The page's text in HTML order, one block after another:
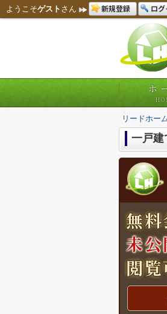
ようこそゲスト さん 新規登録 ロ
ホ
リードホー
一戸建
無
未
閲